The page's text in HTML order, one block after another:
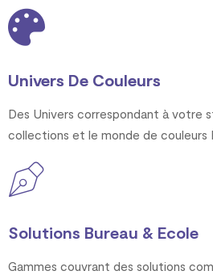
Univers De Couleurs
Des Univers correspondant à votre
collections et le monde de couleurs
Solutions Bureau & Ecole
Gammes couvrant des solutions